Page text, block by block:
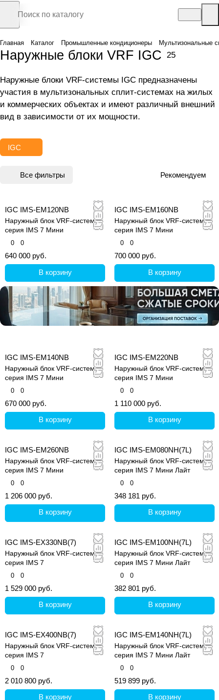
Главная Каталог Промышленные кондиционеры Мультизональные
Наружные блоки VRF IGC 25
Наружные блоки VRF-системы IGC предназначены
участия в мультизональных сплит-системах на жилых
и коммерческих объектах и имеют различный внешний
вид в зависимости от их мощности.
IGC
Все фильтры Рекомендуем
IGC IMS-EM120NB
Наружный блок VRF-системы,
серия IMS 7 Мини
0 0
640 000 руб.
В корзину
IGC IMS-EM160NB
Наружный блок VRF-системы,
серия IMS 7 Мини
0 0
700 000 руб.
В корзину
IGC IMS-EM140NB
Наружный блок VRF-системы,
серия IMS 7 Мини
0 0
670 000 руб.
В корзину
IGC IMS-EM220NB
Наружный блок VRF-системы,
серия IMS 7 Мини
0 0
1 110 000 руб.
В корзину
IGC IMS-EM260NB
Наружный блок VRF-системы,
серия IMS 7 Мини
0 0
1 206 000 руб.
В корзину
IGC IMS-EM080NH(7L)
Наружный блок VRF-системы,
серия IMS 7 Мини Лайт
0 0
348 181 руб.
В корзину
IGC IMS-EX330NB(7)
Наружный блок VRF-системы,
серия IMS 7
0 0
1 529 000 руб.
В корзину
IGC IMS-EM100NH(7L)
Наружный блок VRF-системы,
серия IMS 7 Мини Лайт
0 0
382 801 руб.
В корзину
IGC IMS-EX400NB(7)
Наружный блок VRF-системы,
серия IMS 7
0 0
2 010 800 руб.
В корзину
IGC IMS-EM140NH(7L)
Наружный блок VRF-системы,
серия IMS 7 Мини Лайт
0 0
519 899 руб.
В корзину